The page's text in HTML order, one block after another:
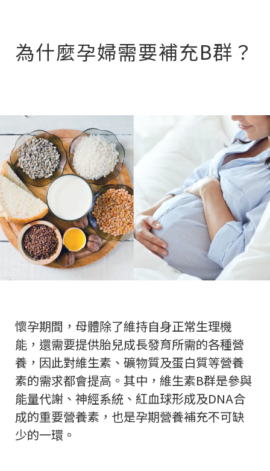
為什麼孕婦需要補充B群？
懷孕期間，母體除了維持自身正常生理機
能，還需要提供胎兒成長發育所需的各種營
養，因此對維生素、礦物質及蛋白質等營養
素的需求都會提高。其中，維生素B群是參與
能量代謝、神經系統、紅血球形成及DNA合
成的重要營養素，也是孕期營養補充不可缺
少的一環。